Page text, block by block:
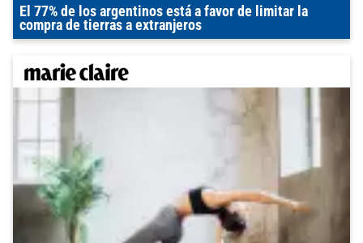
El 77% de los argentinos está a favor de limitar la
compra de tierras a extranjeros